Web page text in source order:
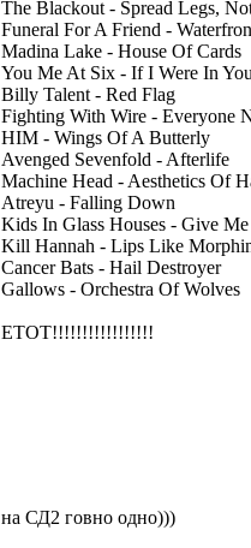
The Blackout - Spread Legs,
Funeral For A Friend -
Madina Lake - House Of Cards
You Me At Six - If I Were In
Billy Talent - Red Flag
Fighting With Wire - Everyone
HIM - Wings Of A Butterly
Avenged Sevenfold - Afterlife
Machine Head - Aesthetics Of
Atreyu - Falling Down
Kids In Glass Houses - Give
Kill Hannah - Lips Like
Cancer Bats - Hail Destroyer
Gallows - Orchestra Of Wolves
ЕТОТ!!!!!!!!!!!!!!!!!
на СД2 говно одно)))